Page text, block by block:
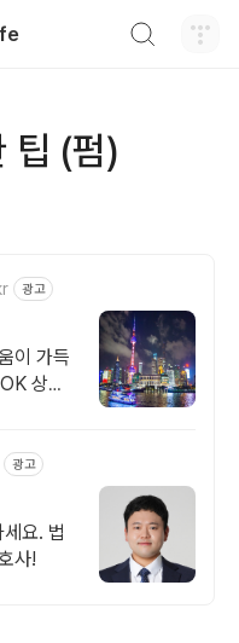
팁 (펌)
광고
이 가득
상해
광고
요. 법
사!